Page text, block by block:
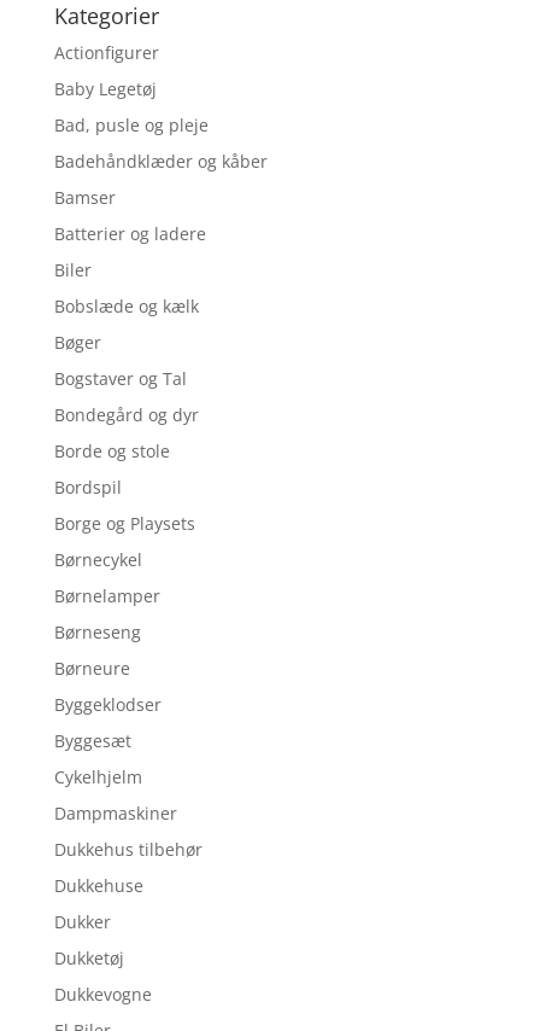
Kategorier
Actionfigurer
Baby Legetøj
Bad, pusle og pleje
Badehåndklæder og kåber
Bamser
Batterier og ladere
Biler
Bobslæde og kælk
Bøger
Bogstaver og Tal
Bondegård og dyr
Borde og stole
Bordspil
Borge og Playsets
Børnecykel
Børnelamper
Børneseng
Børneure
Byggeklodser
Byggesæt
Cykelhjelm
Dampmaskiner
Dukkehus tilbehør
Dukkehuse
Dukker
Dukketøj
Dukkevogne